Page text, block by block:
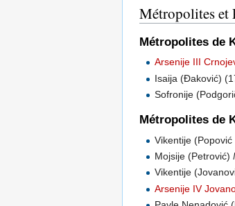
Métropolites et
Métropolites de
Arsenije III
Isaija (Đaković)
Sofronije
Métropolites de
Vikentije
Mojsije (Petrović)
Vikentije
Arsenije IV